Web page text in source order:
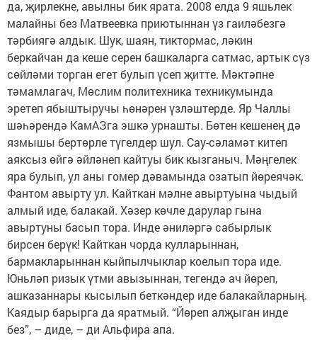
да, җирлекне, авылны бик ярата. 2008 елда 9 яшьлек
малайны без Матвеевка приютыннан үз гаиләбезгә
тәрбиягә алдык. Шук, шаян, тиктормас, ләкин
беркайчан да кеше серен башкаларга сатмас, артык сүз
сөйләми торган егет булып үсеп җитте. Мәктәпне
тәмамлагач, Мөслим политехника техникумында
эретеп ябыштыручы һөнәрен үзләштерде. Яр Чаллы
шәһәрендә КамАЗга эшкә урнашты. Бөтен кешенең дә
язмышы бертөрле түгелдер шул. Сау-сәламәт китеп
аяксыз өйгә әйләнеп кайтуы бик кызганыч. Мәңгелек
яра булып, ул аны гомер дәвамында озатып йөреячәк.
Фантом авырту ул. Кайткан мәлне авыртуына чыдый
алмый иде, балакай. Хәзер көчле дарулар гына
авыртуны басып тора. Инде әниләргә сабырлык
бирсен берүк! Кайткан чорда кулларыннан,
бармакларыннан кыйпылчыклар коелып тора иде.
Юньләп ризык үтми авызыннан, тегендә ач йөреп,
ашказаннары кысылып беткәндер иде балакайларның.
Каядыр барырга да яратмый. “Йөреп алҗыган инде
без”, – диде, – ди Альфира апа.